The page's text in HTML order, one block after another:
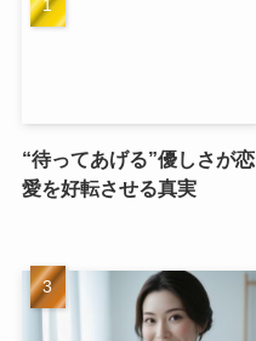
“待ってあげる”優しさが恋
愛を好転させる真実